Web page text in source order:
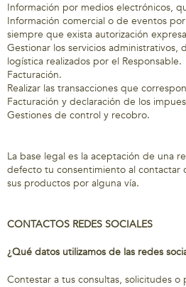
Información por medios electrónicos,
Información comercial o de eventos
siempre que exista autorización
Gestionar los servicios administrativos,
logística realizados por el Responsable.
Facturación.
Realizar las transacciones que
Facturación y declaración de los
Gestiones de control y recobro.
La base legal es la aceptación de una
defecto tu consentimiento al contactar
sus productos por alguna vía.
CONTACTOS REDES SOCIALES
¿Qué datos utilizamos de las redes
Contestar a tus consultas, solicitudes o